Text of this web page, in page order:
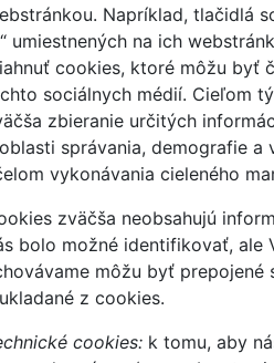
Napríklad, tlačidlá
umiestnených na ich
cookies, ktoré môžu byť
sociálnych médií. Cieľom
zbieranie určitých
správania, demografie a
vykonávania cieleného
zväčša neobsahujú
bolo možné identifikovať, ale
môžu byť prepojené
z cookies.
cookies: k tomu, aby